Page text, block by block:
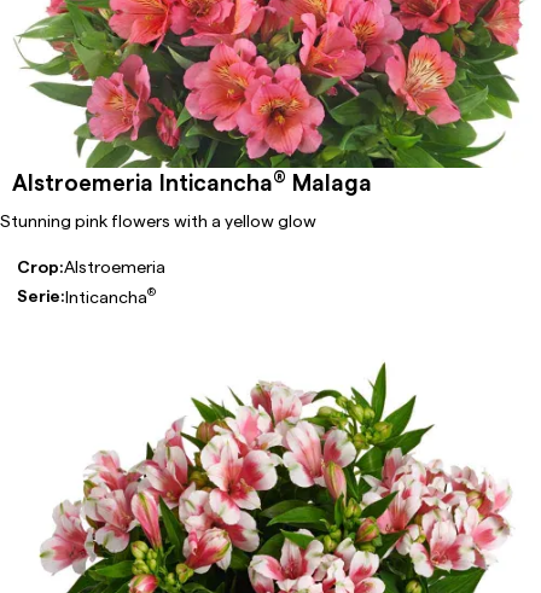
Alstroemeria Inticancha® Malaga
Stunning pink flowers with a yellow glow
Crop:Alstroemeria
Serie:Inticancha®